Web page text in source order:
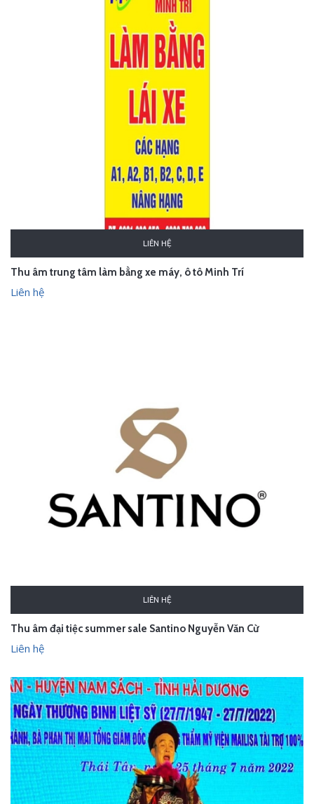
LIÊN HỆ
Thu âm trung tâm làm bằng xe máy, ô tô Minh Trí
Liên hệ
LIÊN HỆ
Thu âm đại tiệc summer sale Santino Nguyễn Văn Cừ
Liên hệ